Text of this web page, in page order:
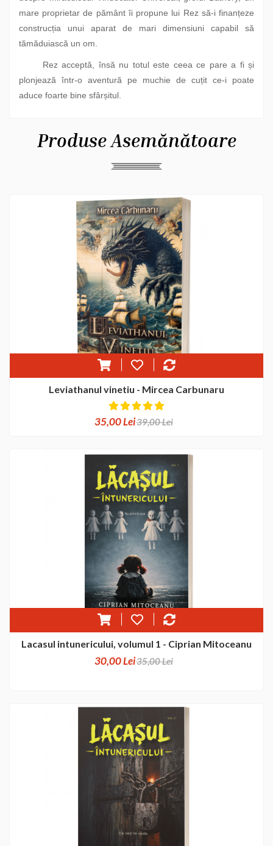
mare proprietar de pământ îi propune lui Rez să-i finanțeze
construcția unui aparat de mari dimensiuni capabil să
tămăduiască un om.
Rez acceptă, însă nu totul este ceea ce pare a fi și
plonjează într-o aventură pe muchie de cuțit ce-i poate
aduce foarte bine sfârșitul.
Produse Asemănătoare
Leviathanul vinetiu - Mircea Carbunaru
35,00 Lei39,00 Lei
Lacasul intunericului, volumul 1 - Ciprian Mitoceanu
30,00 Lei35,00 Lei